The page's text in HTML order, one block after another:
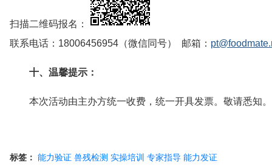
扫描二维码报名：
联系电话：18006456954（微信同号） 邮箱：
十、温馨提示：
本次活动由主办方统一收费，统一开具发票。敬请悉知。
标签： 能力验证 兽残检测 实操培训 专家指导 能力发证